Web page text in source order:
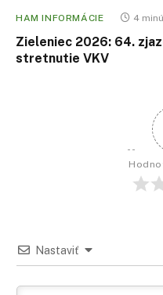
HAM INFORMÁCIE 4
Zieleniec 2026: 64.
stretnutie VKV
Nastaviť